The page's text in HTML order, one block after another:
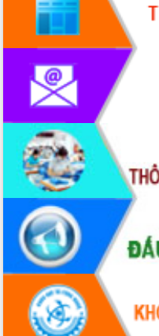
Đắk Lắk phát động hưởng ứng Ngày
Quyền của người tiêu dùng Việt Nam
Đẩy mạnh cải cách hành chính, quyết
tâm đạt được mục tiêu tăng trưởng
hai con số trong năm 2026
Tổ chức trang trọng Lễ hội Đền thờ
Lương Văn Chánh năm 2026
Phó Bí thư Tỉnh ủy Đắk Lắk Đỗ Hữu
Huy giữ chức Bí thư Đảng ủy Ủy Ban
Nhân dân tỉnh
Bệnh án điện tử thúc đẩy chuyển đổi
số y tế tại Đắk Lắk
Chuyển đổi số thư viện: Mở rộng
không gian tri thức trong thời đại số
Đánh giá, rút kinh nghiệm công tác tổ
chức diễn tập trước ngày bầu cử
Chương trình “Gặp gỡ hữu nghị –
Friendship Meeting New Year 2026”